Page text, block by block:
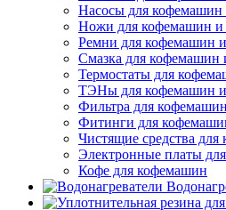
Насосы для кофемашин
Ножи для кофемашин и
Ремни для кофемашин
Смазка для кофемашин
Термостаты для
ТЭНы для кофемашин и
Фильтра для
Фитинги для
Чистящие средства
Электронные платы
Кофе для кофемашин